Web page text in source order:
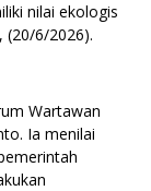
nilai ekologis
(20/6/2026).
Wartawan
Ia menilai